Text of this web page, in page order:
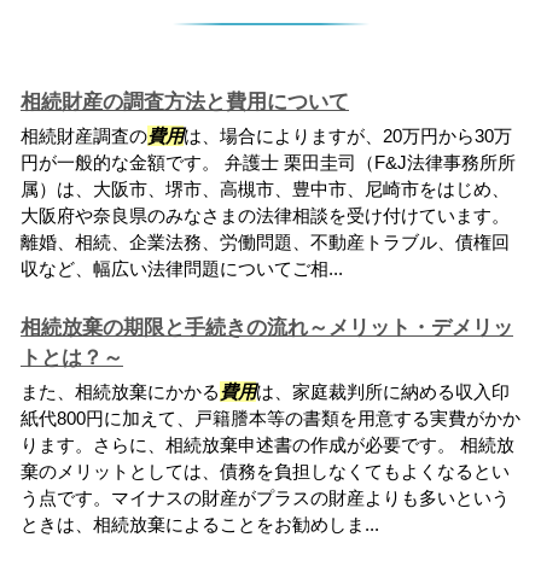
相続財産の調査方法と費用について
相続財産調査の費用は、場合によりますが、20万円から30万
円が一般的な金額です。 弁護士 栗田圭司（F&J法律事務所所
属）は、大阪市、堺市、高槻市、豊中市、尼崎市をはじめ、
大阪府や奈良県のみなさまの法律相談を受け付けています。
離婚、相続、企業法務、労働問題、不動産トラブル、債権回
収など、幅広い法律問題についてご相...
相続放棄の期限と手続きの流れ～メリット・デメリッ
トとは？～
また、相続放棄にかかる費用は、家庭裁判所に納める収入印
紙代800円に加えて、戸籍謄本等の書類を用意する実費がかか
ります。さらに、相続放棄申述書の作成が必要です。 相続放
棄のメリットとしては、債務を負担しなくてもよくなるとい
う点です。マイナスの財産がプラスの財産よりも多いという
ときは、相続放棄によることをお勧めしま...